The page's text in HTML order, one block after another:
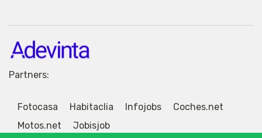
Partners:
Fotocasa Habitaclia Infojobs
Coches.net
Motos.net
Jobisjob